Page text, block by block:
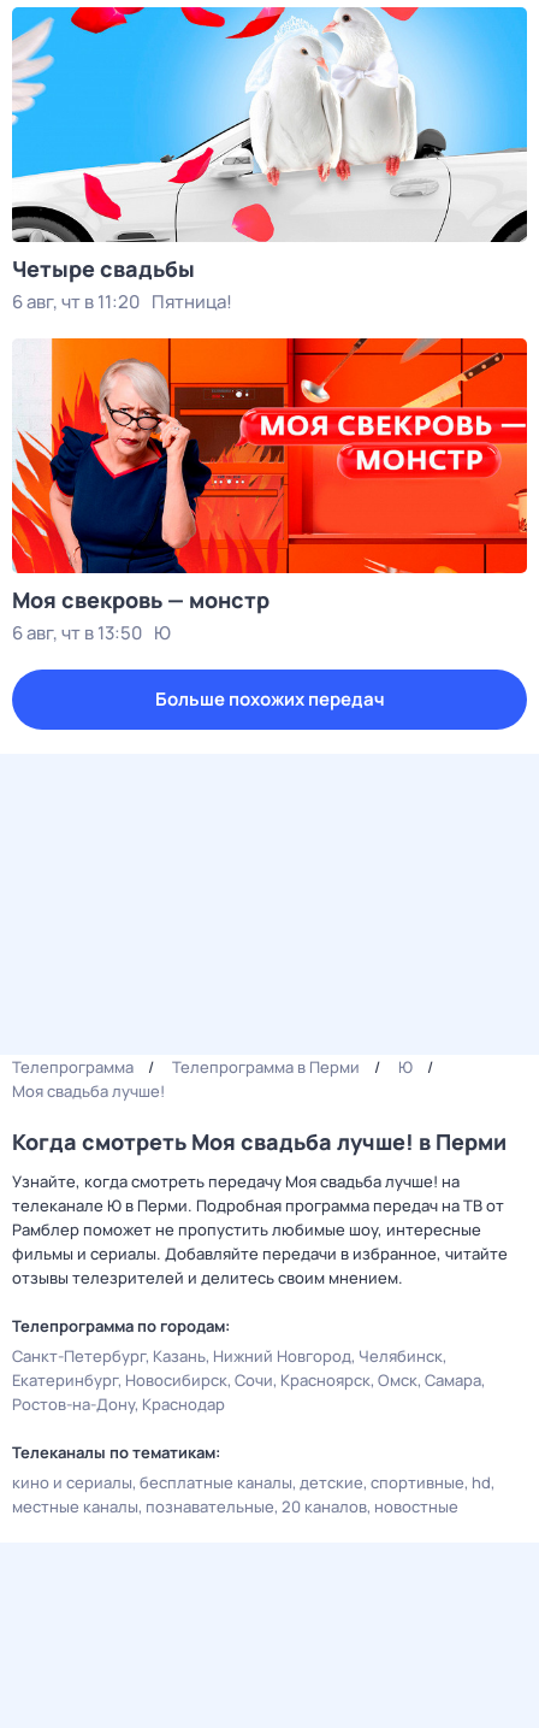
Четыре свадьбы
6 авг, чт в 11:20 Пятница!
Моя свекровь — монстр
6 авг, чт в 13:50 Ю
Больше похожих передач
Телепрограмма Телепрограмма в Перми
Ю
Моя свадьба лучше!
Когда смотреть Моя свадьба лучше! в Перми
Узнайте, когда смотреть передачу Моя свадьба лучше! на
телеканале Ю в Перми. Подробная программа передач на ТВ от
Рамблер поможет не пропустить любимые шоу, интересные
фильмы и сериалы. Добавляйте передачи в избранное, читайте
отзывы телезрителей и делитесь своим мнением.
Телепрограмма по городам:
Санкт-Петербург Казань Нижний Новгород Челябинск
Екатеринбург Новосибирск Сочи Красноярск Омск Самара
Ростов-на-Дону Краснодар
Телеканалы по тематикам:
кино и сериалы бесплатные каналы детские спортивные hd
местные каналы познавательные 20 каналов новостные